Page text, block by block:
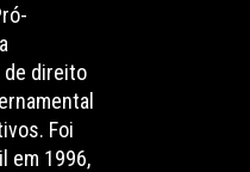
de direito
Foi
em 1996,